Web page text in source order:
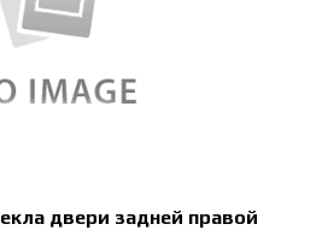
двери задней правой